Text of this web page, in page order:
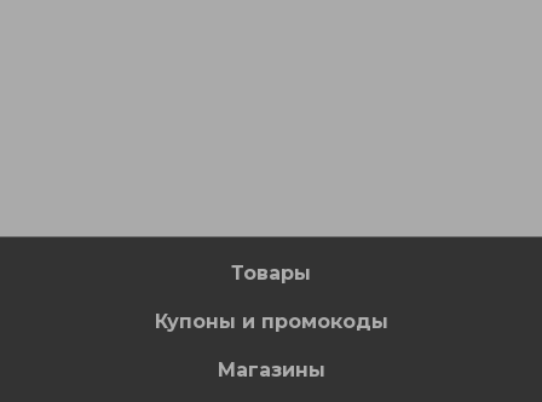
Товары
Купоны и промокоды
Магазины